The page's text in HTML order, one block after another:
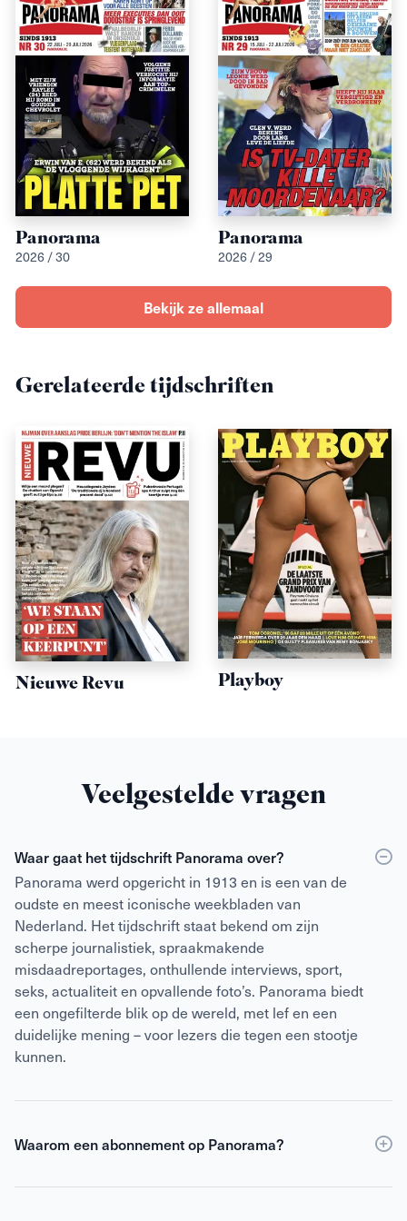
Panorama
2026 / 30
Panorama
2026 / 29
Bekijk ze allemaal
Gerelateerde tijdschriften
Nieuwe Revu Playboy
Veelgestelde vragen
Waar gaat het tijdschrift Panorama over?
Panorama werd opgericht in 1913 en is een van de
oudste en meest iconische weekbladen van
Nederland. Het tijdschrift staat bekend om zijn
scherpe journalistiek, spraakmakende
misdaadreportages, onthullende interviews, sport,
seks, actualiteit en opvallende foto’s. Panorama biedt
een ongefilterde blik op de wereld, met lef en een
duidelijke mening – voor lezers die tegen een stootje
kunnen.
Waarom een abonnement op Panorama?
Een abonnement op Panorama is voordeliger dan